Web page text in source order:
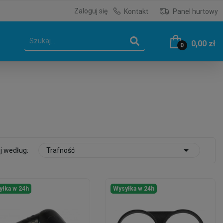
Zaloguj się Kontakt Panel hurtowy
0 0,00 zł
według: Trafność 
w 24h Wysyłka w 24h